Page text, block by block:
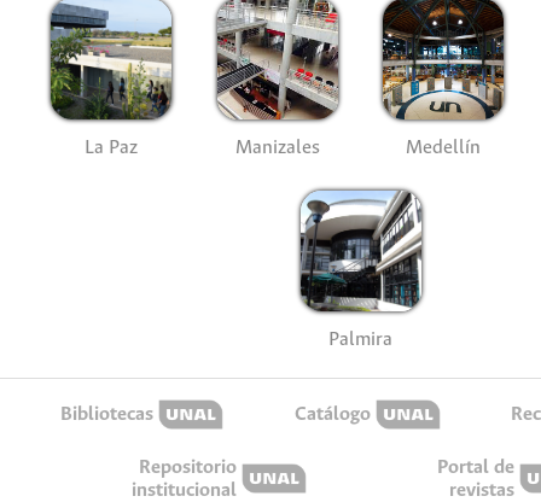
La Paz Manizales Medellín
Palmira
Bibliotecas Catálogo
Repositorio
institucional
Portal de
revistas